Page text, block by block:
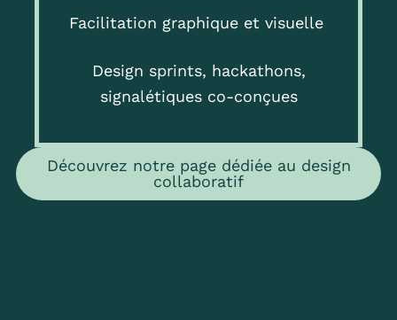
Facilitation graphique et visuelle
Design sprints, hackathons,
signalétiques co-conçues
Découvrez notre page dédiée au design
collaboratif